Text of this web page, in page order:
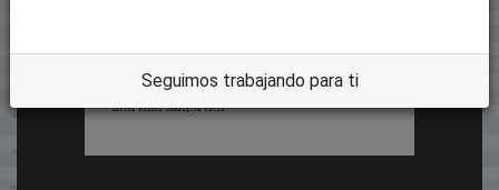
Seguimos trabajando para ti